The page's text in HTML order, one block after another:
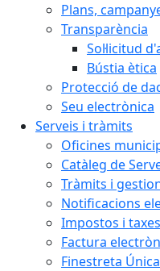
Plans,
Transparència
Sol·licitud
Bústia ètica
Protecció de
Seu electrònica
Serveis i tràmits
Oficines
Catàleg de
Tràmits i
Notificacions
Impostos i taxes
Factura
Finestreta